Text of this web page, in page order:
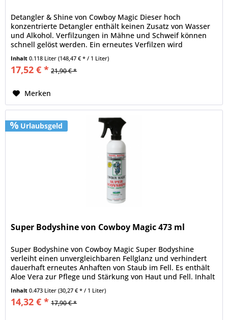
Detangler & Shine von Cowboy Magic Dieser hoch
konzentrierte Detangler enthält keinen Zusatz von Wasser
und Alkohol. Verfilzungen in Mähne und Schweif können
schnell gelöst werden. Ein erneutes Verfilzen wird
verhindert, das Schweif- und...
Inhalt0.118 Liter(148,47 € * / 1 Liter)
17,52 € * 21,90 € *
Merken
Urlaubsgeld
Super Bodyshine von Cowboy Magic 473 ml
Super Bodyshine von Cowboy Magic Super Bodyshine
verleiht einen unvergleichbaren Fellglanz und verhindert
dauerhaft erneutes Anhaften von Staub im Fell. Es enthält
Aloe Vera zur Pflege und Stärkung von Haut und Fell. Inhalt
Inhalt0.473 Liter(30,27 € * / 1 Liter)
14,32 € * 17,90 € *